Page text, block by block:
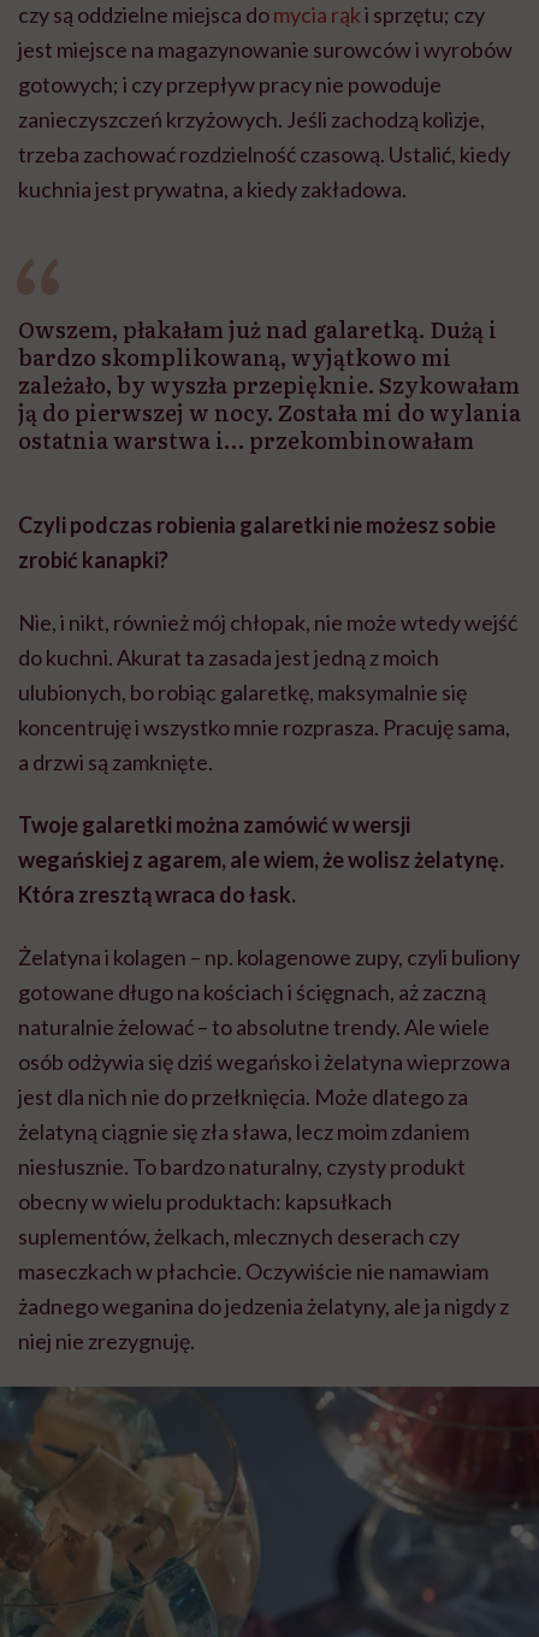
czy są oddzielne miejsca domycia rąki sprzętu; czy
jest miejsce na magazynowanie surowców i wyrobów
gotowych; i czy przepływ pracy nie powoduje
zanieczyszczeń krzyżowych. Jeśli zachodzą kolizje,
trzeba zachować rozdzielność czasową. Ustalić, kiedy
kuchnia jest prywatna, a kiedy zakładowa.
Owszem, płakałam już nad galaretką. Dużą i
bardzo skomplikowaną, wyjątkowo mi
zależało, by wyszła przepięknie. Szykowałam
ją do pierwszej w nocy. Została mi do wylania
ostatnia warstwa i… przekombinowałam
Czyli podczas robienia galaretki nie możesz sobie
zrobić kanapki?
Nie, i nikt, również mój chłopak, nie może wtedy wejść
do kuchni. Akurat ta zasada jest jedną z moich
ulubionych, bo robiąc galaretkę, maksymalnie się
koncentruję i wszystko mnie rozprasza. Pracuję sama,
a drzwi są zamknięte.
Twoje galaretki można zamówić w wersji
wegańskiej z agarem, ale wiem, że wolisz żelatynę.
Która zresztą wraca do łask.
Żelatyna i kolagen – np. kolagenowe zupy, czyli buliony
gotowane długo na kościach i ścięgnach, aż zaczną
naturalnie żelować – to absolutne trendy. Ale wiele
osób odżywia się dziś wegańsko i żelatyna wieprzowa
jest dla nich nie do przełknięcia. Może dlatego za
żelatyną ciągnie się zła sława, lecz moim zdaniem
niesłusznie. To bardzo naturalny, czysty produkt
obecny w wielu produktach: kapsułkach
suplementów, żelkach, mlecznych deserach czy
maseczkach w płachcie. Oczywiście nie namawiam
żadnego weganina do jedzenia żelatyny, ale ja nigdy z
niej nie zrezygnuję.